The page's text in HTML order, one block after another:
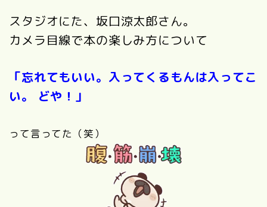
スタジオにた、坂口涼太郎さん。
カメラ目線で本の楽しみ方について
「忘れてもいい。入ってくるもんは入ってこ
い。 どや！」
って言ってた（笑）